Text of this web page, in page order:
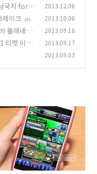
국지 for k
2013.12.06
레이크 (4) 2013.10.08
올레네비
2013.09.18
티켓 이벤
2013.09.17
2013.09.03